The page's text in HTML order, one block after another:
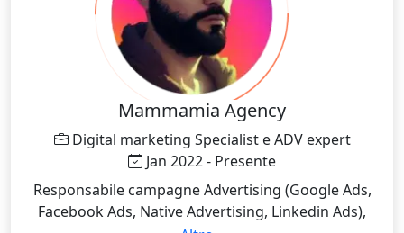
Mammamia Agency
Digital marketing Specialist e ADV expert
Jan 2022 - Presente
Responsabile campagne Advertising (Google Ads,
Facebook Ads, Native Advertising, Linkedin Ads),